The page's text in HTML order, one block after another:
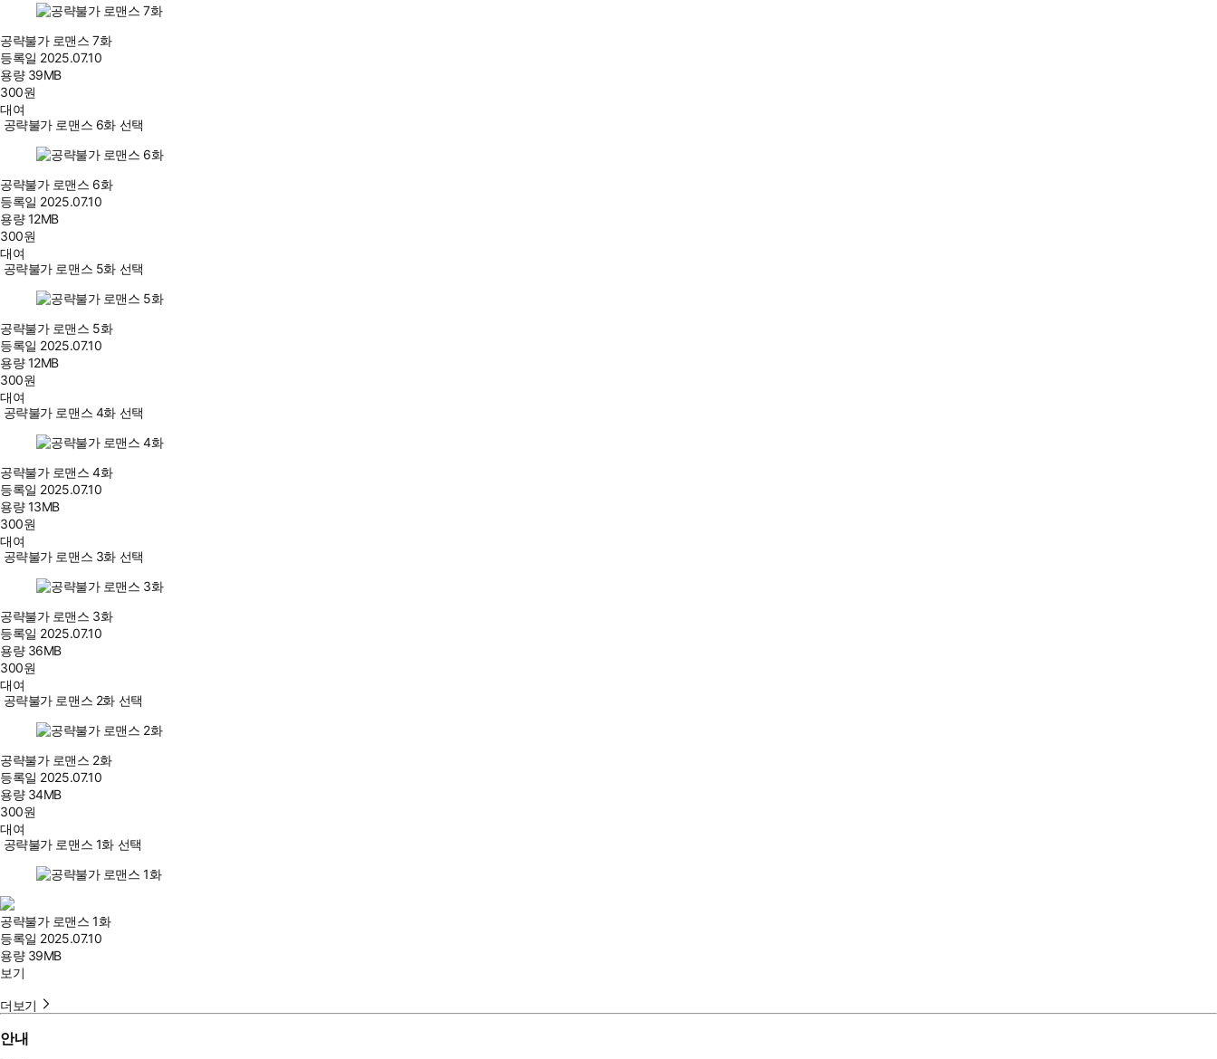
공략불가 로맨스 7화
등록일 2025.07.10
용량 39MB
300원
대여
공략불가 로맨스 6화 선택
공략불가 로맨스 6화
등록일 2025.07.10
용량12MB
300원
대여
공략불가 로맨스 5화 선택
공략불가 로맨스 5화
등록일 2025.07.10
용량12MB
300원
대여
공략불가 로맨스 4화 선택
공략불가 로맨스 4화
등록일 2025.07.10
용량13MB
300원
대여
공략불가 로맨스 3화 선택
공략불가 로맨스 3화
등록일 2025.07.10
용량 36MB
300원
대여
공략불가 로맨스 2화 선택
공략불가 로맨스 2화
등록일 2025.07.10
용량 34MB
300원
대여
공략불가 로맨스 1화 선택
공략불가 로맨스 1화
등록일 2025.07.10
용량 39MB
보기
더보기
안내